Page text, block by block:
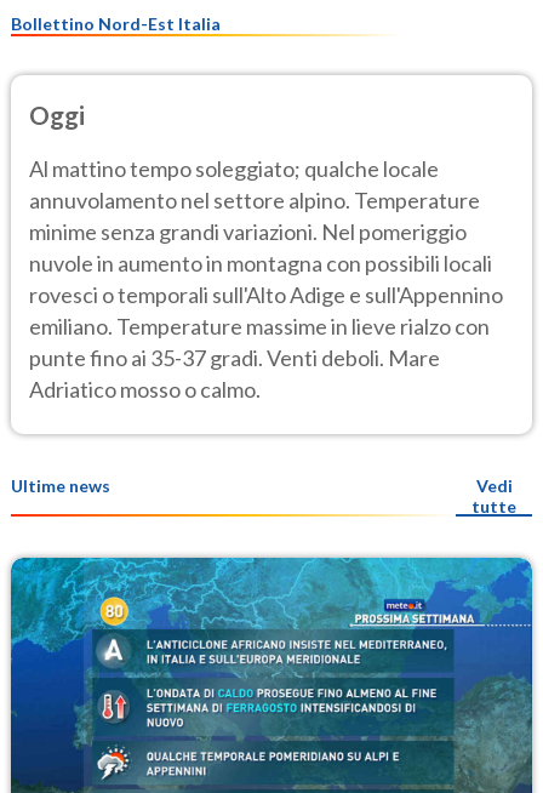
Bollettino Nord-Est Italia
Oggi
Al mattino tempo soleggiato; qualche locale
annuvolamento nel settore alpino. Temperature
minime senza grandi variazioni. Nel pomeriggio
nuvole in aumento in montagna con possibili locali
rovesci o temporali sull'Alto Adige e sull'Appennino
emiliano. Temperature massime in lieve rialzo con
punte fino ai 35-37 gradi. Venti deboli. Mare
Adriatico mosso o calmo.
Ultime news
Vedi
tutte